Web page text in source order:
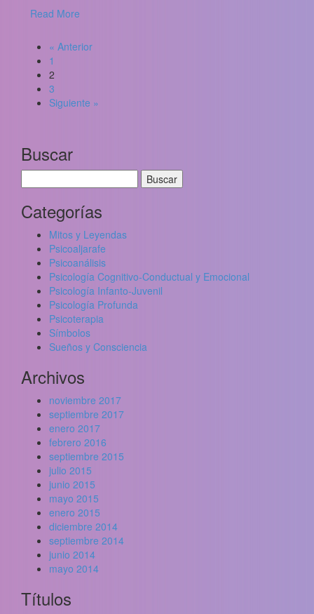
Read More
« Anterior
1
2
3
Siguiente »
Buscar
Categorías
Mitos y Leyendas
Psicoaljarafe
Psicoanálisis
Psicología Cognitivo-Conductual y Emocional
Psicología Infanto-Juvenil
Psicología Profunda
Psicoterapia
Símbolos
Sueños y Consciencia
Archivos
noviembre 2017
septiembre 2017
enero 2017
febrero 2016
septiembre 2015
julio 2015
junio 2015
mayo 2015
enero 2015
diciembre 2014
septiembre 2014
junio 2014
mayo 2014
Títulos